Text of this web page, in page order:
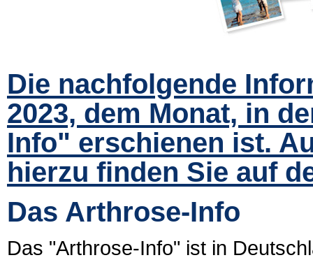
Die nachfolgende
2023, dem Monat, in
Info" erschienen ist.
hierzu finden Sie auf
Das Arthrose-Info
Das "Arthrose-Info" ist in